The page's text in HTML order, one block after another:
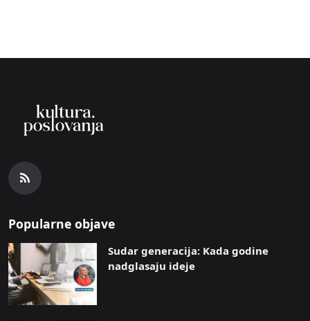
Popularne objave
Sudar generacija: Kada godine
nadglasaju ideje